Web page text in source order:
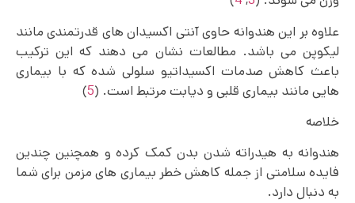
علاوه بر این هندوانه حاوی آنتی اکسیدان های قدرتمندی مانند
لیکوپن می باشد. مطالعات نشان می دهند که این ترکیب
باعث کاهش صدمات اکسیداتیو سلولی شده که با بیماری
هایی مانند بیماری قلبی و دیابت مرتبط است. (5
)
خلاصه
هندوانه به هیدراته شدن بدن کمک کرده و همچنین چندین
فایده سلامتی از جمله کاهش خطر بیماری‌ های مزمن برای شما
به دنبال دارد.